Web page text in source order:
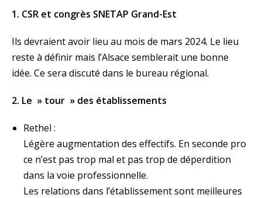
1. CSR et congrès SNETAP Grand-Est
Ils devraient avoir lieu au mois de mars 2024. Le lieu
reste à définir mais l’Alsace semblerait une bonne
idée. Ce sera discuté dans le bureau régional.
2. Le » tour » des établissements
Rethel :
Légère augmentation des effectifs. En seconde pro
ce n’est pas trop mal et pas trop de déperdition
dans la voie professionnelle.
Les relations dans l’établissement sont meilleures